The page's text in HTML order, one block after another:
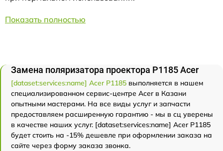
Показать полностью
Замена поляризатора проектора P1185 Acer
[dataset:services:name] Acer P1185 выполняется в нашем
специализированном сервис-центре Acer в Казани
опытными мастерами. На все виды услуг и запчасти
предоставляем расширенную гарантию - мы в сц уверены
в качестве наших услуг. [dataset:services:name] Acer P1185
будет стоить на -15% дешевле при оформлении заказа на
сайте через форму заказа звонка.